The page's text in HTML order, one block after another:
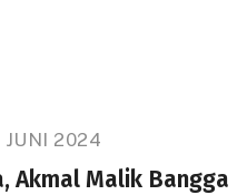
JUNI 2024
Akmal Malik Bangga